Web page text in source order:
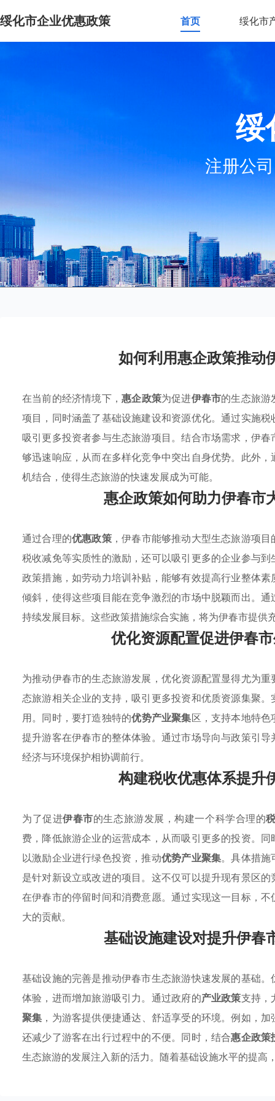
绥化市企业优惠政策 首页 绥化市
绥
注册公
如何利用惠企政策推动
在当前的经济情境下，惠企政策为促进伊春市的生态旅游
项目，同时涵盖了基础设施建设和资源优化。通过实施
吸引更多投资者参与生态旅游项目。结合市场需求，伊
够迅速响应，从而在多样化竞争中突出自身优势。此外
机结合，使得生态旅游的快速发展成为可能。
惠企政策如何助力伊春市
通过合理的优惠政策，伊春市能够推动大型生态旅游项
税收减免等实质性的激励，还可以吸引更多的企业参与
政策措施，如劳动力培训补贴，能够有效提高行业整体
倾斜，使得这些项目能在竞争激烈的市场中脱颖而出。
持续发展目标。这些政策措施综合实施，将为伊春市提供
优化资源配置促进伊春
为推动伊春市的生态旅游发展，优化资源配置显得尤为重
态旅游相关企业的支持，吸引更多投资和优质资源集聚
用。同时，要打造独特的优势产业聚集区，支持本地特
提升游客在伊春市的整体体验。通过市场导向与政策引
经济与环境保护相协调前行。
构建税收优惠体系提升
为了促进伊春市的生态旅游发展，构建一个科学合理的
费，降低旅游企业的运营成本，从而吸引更多的投资。
以激励企业进行绿色投资，推动优势产业聚集。具体措施
是针对新设立或改进的项目。这不仅可以提升现有景区
在伊春市的停留时间和消费意愿。通过实现这一目标，
大的贡献。
基础设施建设对提升伊春
基础设施的完善是推动伊春市生态旅游快速发展的基础
体验，进而增加旅游吸引力。通过政府的产业政策支持，
聚集 ，为游客提供便捷通达、舒适享受的环境。例如，
还减少了游客在出行过程中的不便。同时，结合惠企政策
生态旅游的发展注入新的活力。随着基础设施水平的提